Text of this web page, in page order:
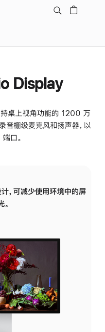
Display
桌上视角功能的 1200 万
棚级麦克风和扬声器，以
口。
，可减少使用环境中的屏
。